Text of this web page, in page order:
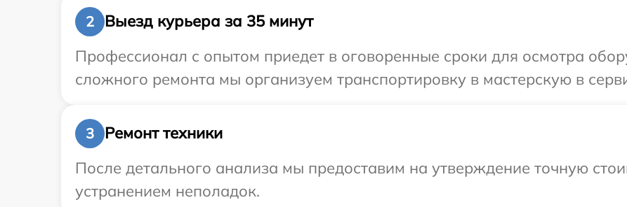
2
Выезд курьера за 35 минут
Профессионал с опытом приедет в оговоренные сроки для осмотра
сложного ремонта мы организуем транспортировку в мастерскую в
3
Ремонт техники
После детального анализа мы предоставим на утверждение точную
устранением неполадок.